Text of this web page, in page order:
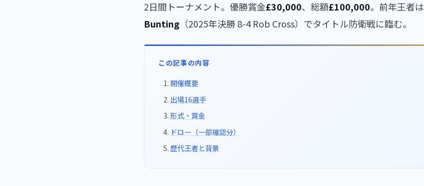
2日間トーナメント。優勝賞金£30,000、総額£100,000。前年王者は
Bunting （2025年決勝 8-4 Rob Cross）でタイトル防衛戦に臨む。
この記事の内容
開催概要
出場16選手
形式・賞金
ドロー（一部確認分）
歴代王者と背景